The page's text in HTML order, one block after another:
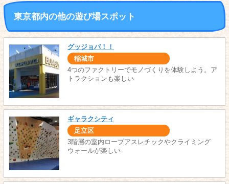
東京都内の他の遊び場スポット
グッジョバ！！
稲城市
4つのファクトリーでモノづくりを体験しよう。ア
トラクションも楽しい
ギャラクシティ
足立区
3階層の室内ロープアスレチックやクライミング
ウォールが楽しい